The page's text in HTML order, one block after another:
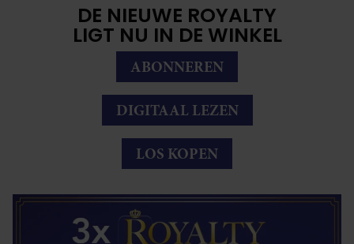
DE NIEUWE ROYALTY
LIGT NU IN DE WINKEL
ABONNEREN
DIGITAAL LEZEN
LOS KOPEN